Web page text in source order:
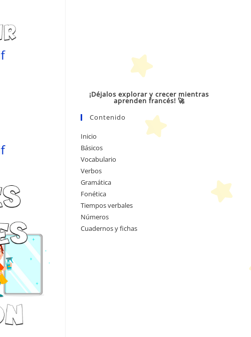
¡Déjalos explorar y crecer mientras
aprenden francés! 🚀
Contenido
Inicio
Básicos
Vocabulario
Verbos
Gramática
Fonética
Tiempos verbales
Números
Cuadernos y fichas